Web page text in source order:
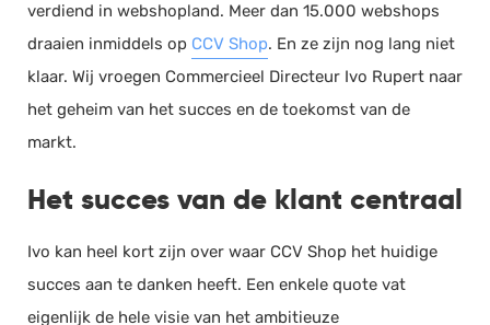
Offerte
Documentmanagement
Projectmanagement
Werkbonnen
verdiend in webshopland. Meer dan 15.000 webshops
draaien inmiddels op CCV Shop. En ze zijn nog lang niet
klaar. Wij vroegen Commercieel Directeur Ivo Rupert naar
het geheim van het succes en de toekomst van de
markt.
Het succes van de klant centraal
Ivo kan heel kort zijn over waar CCV Shop het huidige
succes aan te danken heeft. Een enkele quote vat
eigenlijk de hele visie van het ambitieuze